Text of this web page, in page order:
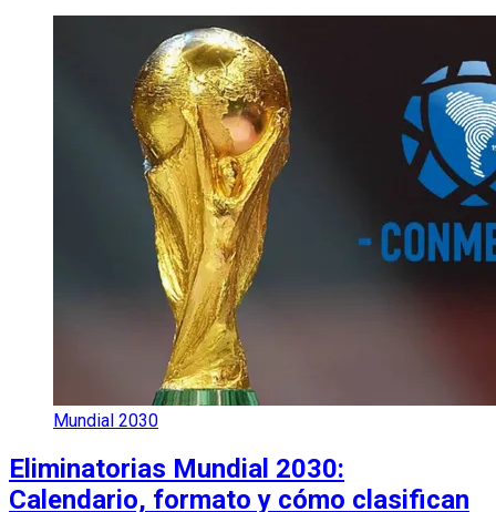
Mundial 2030
Eliminatorias Mundial 2030:
Calendario, formato y cómo clasifican